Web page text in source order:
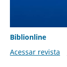
Biblionline
Acessar revista